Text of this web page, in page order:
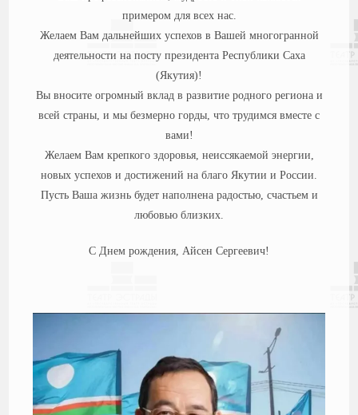
примером для всех нас.
Желаем Вам дальнейших успехов в Вашей многогранной
деятельности на посту президента Республики Саха
(Якутия)!
Вы вносите огромный вклад в развитие родного региона и
всей страны, и мы безмерно горды, что трудимся вместе с
вами!
Желаем Вам крепкого здоровья, неиссякаемой энергии,
новых успехов и достижений на благо Якутии и России.
Пусть Ваша жизнь будет наполнена радостью, счастьем и
любовью близких.
С Днем рождения, Айсен Сергеевич!